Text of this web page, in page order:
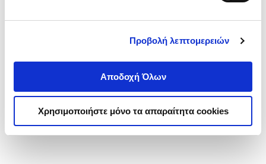
Προβολή λεπτομερειών
Αποδοχή Όλων
Χρησιμοποιήστε μόνο τα απαραίτητα cookies